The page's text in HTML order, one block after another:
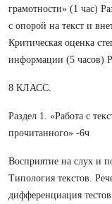
грамотности» (1 час)
с опорой на текст и
Критическая оценка
информации (5 часов)
8 КЛАСС.
Раздел 1. «Работа с
прочитанного» -6ч
Восприятие на слух и
Типология текстов.
дифференциация